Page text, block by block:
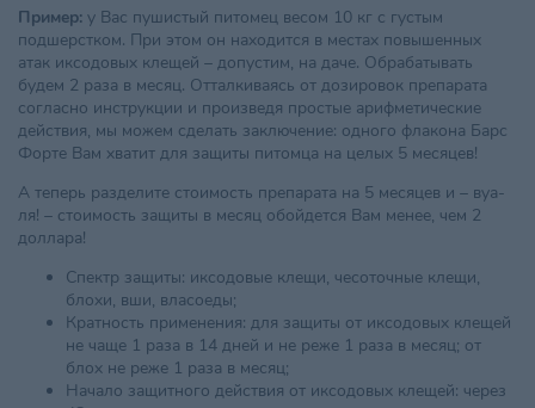
Пример: у Вас пушистый питомец весом 10 кг с густым
подшерстком. При этом он находится в местах повышенных
атак иксодовых клещей – допустим, на даче. Обрабатывать
будем 2 раза в месяц. Отталкиваясь от дозировок препарата
согласно инструкции и произведя простые арифметические
действия, мы можем сделать заключение: одного флакона Барс
Форте Вам хватит для защиты питомца на целых 5 месяцев!
А теперь разделите стоимость препарата на 5 месяцев и – вуа-
ля! – стоимость защиты в месяц обойдется Вам менее, чем 2
доллара!
Спектр защиты: иксодовые клещи, чесоточные клещи,
блохи, вши, власоеды;
Кратность применения: для защиты от иксодовых клещей
не чаще 1 раза в 14 дней и не реже 1 раза в месяц; от
блох не реже 1 раза в месяц;
Начало защитного действия от иксодовых клещей: через